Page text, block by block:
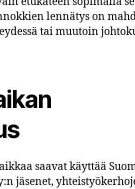
lennätys on
tai muutoin
saavat käyttää
jäsenet,